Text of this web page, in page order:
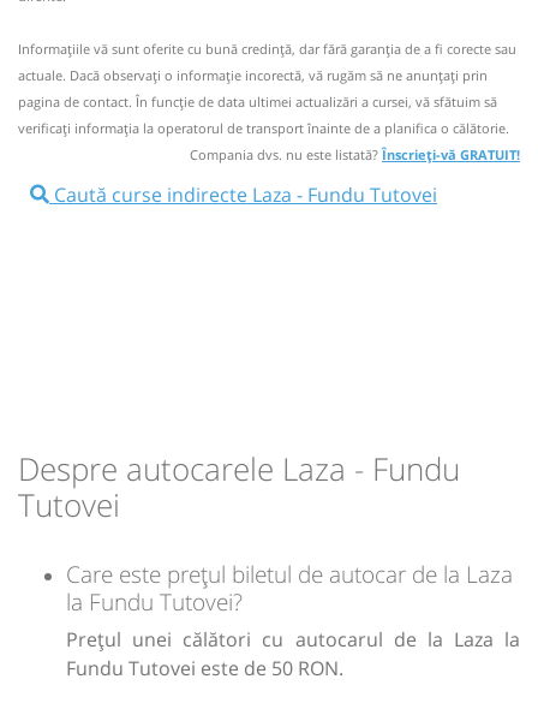
Statie Laza
Minivan:HOHusi Brasov Cluj Oradea
50lei
Nu a circulat?Semnalați aici 10 comentarii)
Pune poze din călătoria ta ⤣
Durată:
47 min
Zile de circulație:
50lei
Sursa: Trans Olteanu Tour SRL| Ultima actualizare:01/2026
Informaţiile vă sunt oferite cu bună credinţă, dar fără garanţia de a fi corecte sau
actuale. Dacă observați o informaţie incorectă, vă rugăm să ne anunțați prin
pagina de contact. În funcție de data ultimei actualizări a cursei, vă sfătuim să
verificaţi informaţia la operatorul de transport înainte de a planifica o călătorie.
Compania dvs. nu este listată?Înscrieți-vă GRATUIT!
Caută curse indirecte Laza - Fundu Tutovei
Despre autocarele Laza - Fundu
Tutovei
Care este prețul biletul de autocar de la Laza
la Fundu Tutovei?
Prețul unei călători cu autocarul de la Laza la
Fundu Tutovei este de 50 RON.